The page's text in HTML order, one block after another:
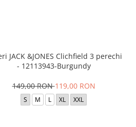
JACK &JONES Clichfield 3 perechi
- 12113943-Burgundy
149,00 RON119,00 RON
S M L XL XXL